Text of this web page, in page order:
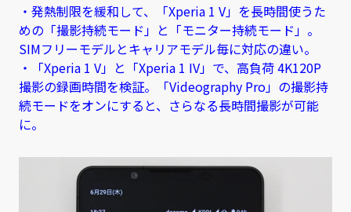
・発熱制限を緩和して、「Xperia 1 V」を長時間使うた
めの「撮影持続モード」と「モニター持続モード」。
SIMフリーモデルとキャリアモデル毎に対応の違い。
・「Xperia 1 V」と「Xperia 1 IV」で、高負荷 4K120P
撮影の録画時間を検証。「Videography Pro」の撮影持
続モードをオンにすると、さらなる長時間撮影が可能
に。